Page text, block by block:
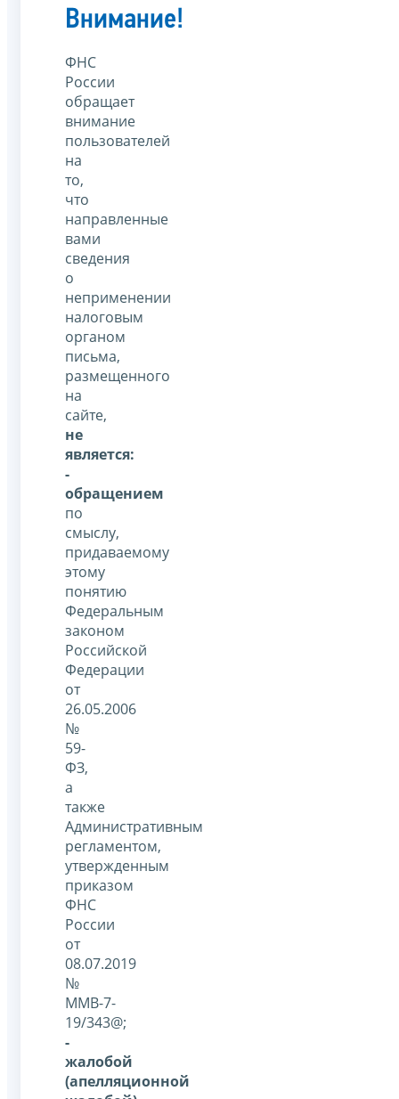
Внимание!
ФНС
России
обращает
внимание
пользователей
на
то,
что
направленные
вами
сведения
о
неприменении
налоговым
органом
письма,
размещенного
на
сайте,
не
является:
-
обращением
по
смыслу,
придаваемому
этому
понятию
Федеральным
законом
Российской
Федерации
от
26.05.2006
№
59-
ФЗ,
а
также
Административным
регламентом,
утвержденным
приказом
ФНС
России
от
08.07.2019
№
ММВ-7-
19/343@;
-
жалобой
(апелляционной